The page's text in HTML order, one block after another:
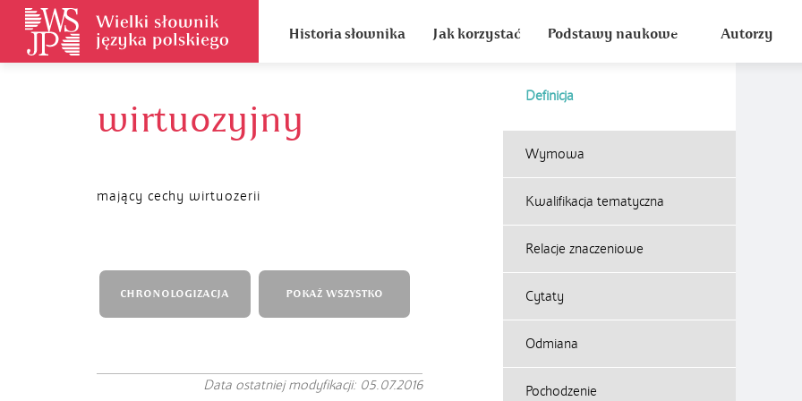
Historia słownika Jak korzystać Podstawy naukowe Autorzy
wirtuozyjny
Definicja
mający cechy wirtuozerii
Wymowa
Kwalifikacja tematyczna
Relacje znaczeniowe
Cytaty
Odmiana
Pochodzenie
CHRONOLOGIZACJA POKAŻ WSZYSTKO
Data ostatniej modyfikacji: 05.07.2016